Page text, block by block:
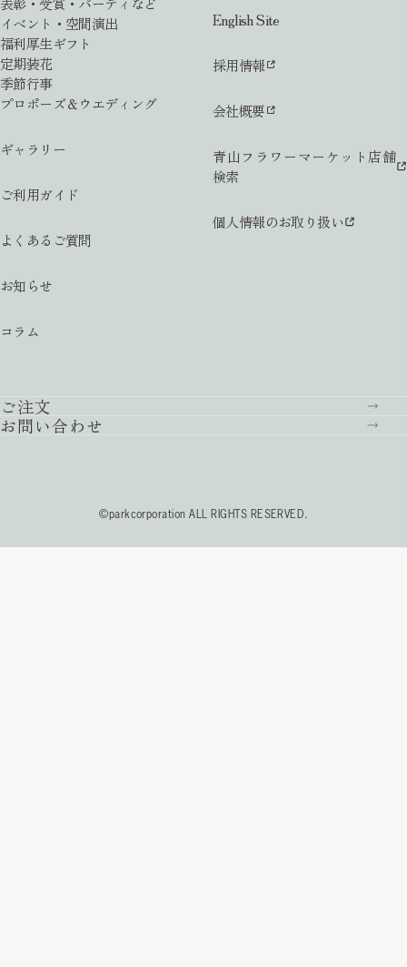
イベント・空間演出
福利厚生ギフト
定期装花
季節行事
プロポーズ＆ウエディング
ギャラリー
ご利用ガイド
よくあるご質問
お知らせ
コラム
English Site
採用情報
会社概要
青山フラワーマーケット店舗
検索
個人情報のお取り扱い
ご注文
お問い合わせ
©parkcorporation ALL RIGHTS RESERVED.